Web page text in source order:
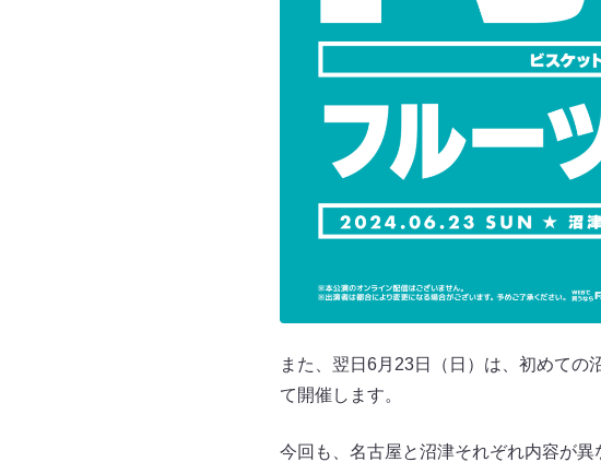
また、翌日6月23日（日）は、初めての
て開催します。
今回も、名古屋と沼津それぞれ内容が